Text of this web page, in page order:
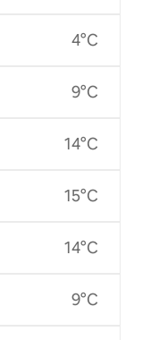
4°C
9°C
14°C
15°C
14°C
9°C